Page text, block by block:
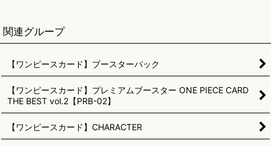
関連グループ
【ワンピースカード】ブースターパック
【ワンピースカード】プレミアムブースター ONE PIECE CARD
THE BEST vol.2【PRB-02】
【ワンピースカード】CHARACTER